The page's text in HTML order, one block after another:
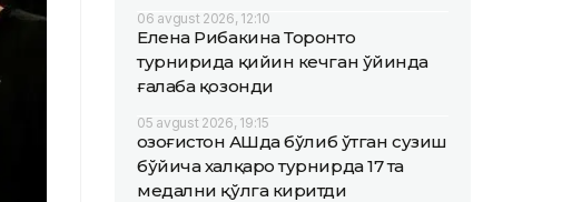
06 avgust 2026, 12:10
Елена Рибакина Торонто
турнирида қийин кечган ўйинда
ғалаба қозонди
05 avgust 2026, 19:15
Қозоғистон АҚШда бўлиб ўтган сузиш
бўйича халқаро турнирда 17 та
медални қўлга киритди